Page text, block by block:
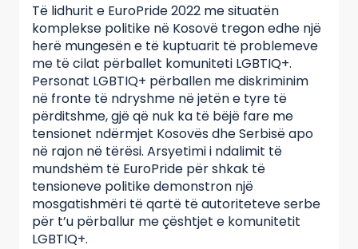
Të lidhurit e EuroPride 2022 me situatën
komplekse politike në Kosovë tregon edhe një
herë mungesën e të kuptuarit të problemeve
me të cilat përballet komuniteti LGBTIQ+.
Personat LGBTIQ+ përballen me diskriminim
në fronte të ndryshme në jetën e tyre të
përditshme, gjë që nuk ka të bëjë fare me
tensionet ndërmjet Kosovës dhe Serbisë apo
në rajon në tërësi. Arsyetimi i ndalimit të
mundshëm të EuroPride për shkak të
tensioneve politike demonstron një
mosgatishmëri të qartë të autoriteteve serbe
për t’u përballur me çështjet e komunitetit
LGBTIQ+.